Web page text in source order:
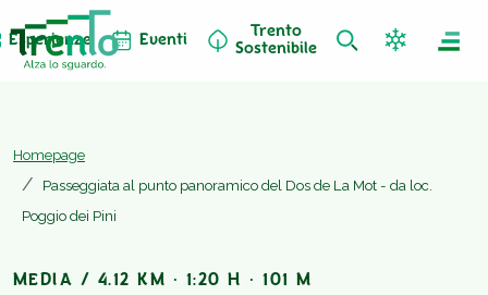
Esperienze Eventi
Trento
Sostenibile
Homepage
Passeggiata al punto panoramico del Dos de La Mot - da loc.
Poggio dei Pini
MEDIA / 4.12 KM · 1:20 H · 101 M